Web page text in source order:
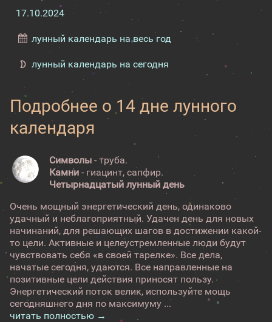
17.10.2024
лунный календарь на весь год
лунный календарь на сегодня
Подробнее о 14 дне лунного
календаря
Символы - труба.
Камни - гиацинт, сапфир.
Четырнадцатый лунный день
Очень мощный энергетический день, одинаково
удачный и неблагоприятный. Удачен день для новых
начинаний, для решающих шагов в достижении какой-
то цели. Активные и целеустремленные люди будут
чувствовать себя «в своей тарелке». Все дела,
начатые сегодня, удаются. Все направленные на
позитивные цели действия приносят пользу.
Энергетический поток велик, используйте мощь
сегодняшнего дня по максимуму ...
читать полностью →